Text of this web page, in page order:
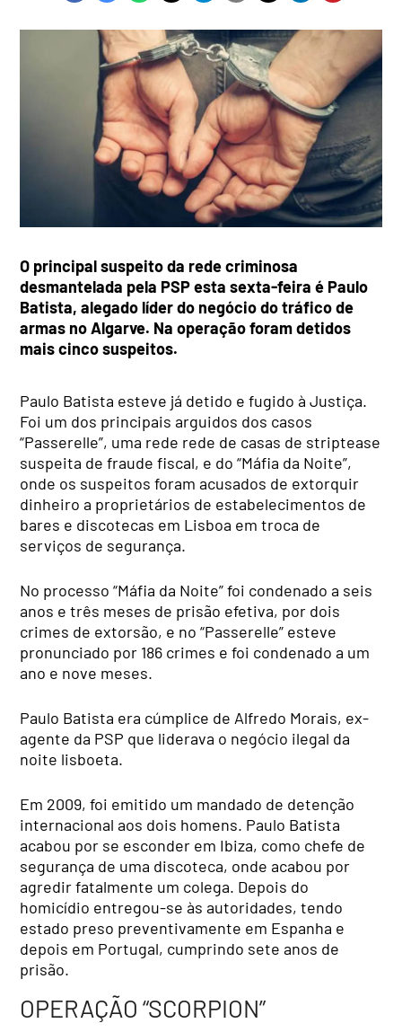
O principal suspeito da rede criminosa
desmantelada pela PSP esta sexta-feira é Paulo
Batista, alegado líder do negócio do tráfico de
armas no Algarve. Na operação foram detidos
mais cinco suspeitos.
Paulo Batista esteve já detido e fugido à Justiça.
Foi um dos principais arguidos dos casos
“Passerelle”, uma rede rede de casas de striptease
suspeita de fraude fiscal, e do “Máfia da Noite”,
onde os suspeitos foram acusados de extorquir
dinheiro a proprietários de estabelecimentos de
bares e discotecas em Lisboa em troca de
serviços de segurança.
No processo “Máfia da Noite” foi condenado a seis
anos e três meses de prisão efetiva, por dois
crimes de extorsão, e no “Passerelle” esteve
pronunciado por 186 crimes e foi condenado a um
ano e nove meses.
Paulo Batista era cúmplice de Alfredo Morais, ex-
agente da PSP que liderava o negócio ilegal da
noite lisboeta.
Em 2009, foi emitido um mandado de detenção
internacional aos dois homens. Paulo Batista
acabou por se esconder em Ibiza, como chefe de
segurança de uma discoteca, onde acabou por
agredir fatalmente um colega. Depois do
homicídio entregou-se às autoridades, tendo
estado preso preventivamente em Espanha e
depois em Portugal, cumprindo sete anos de
prisão.
OPERAÇÃO “SCORPION”